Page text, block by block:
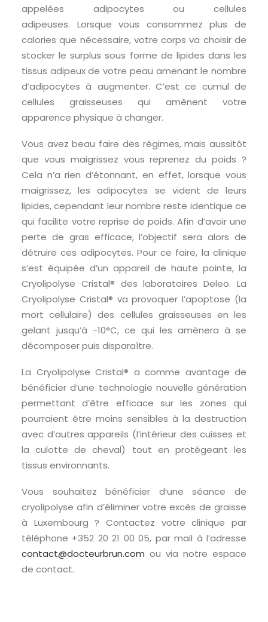
appelées adipocytes ou cellules
adipeuses. Lorsque vous consommez plus de
calories que nécessaire, votre corps va choisir de
stocker le surplus sous forme de lipides dans les
tissus adipeux de votre peau amenant le nombre
d’adipocytes à augmenter. C’est ce cumul de
cellules graisseuses qui amènent votre
apparence physique à changer.
Vous avez beau faire des régimes, mais aussitôt
que vous maigrissez vous reprenez du poids ?
Cela n’a rien d’étonnant, en effet, lorsque vous
maigrissez, les adipocytes se vident de leurs
lipides, cependant leur nombre reste identique ce
qui facilite votre reprise de poids.Afin d’avoir une
perte de gras efficace, l’objectif sera alors de
détruire ces adipocytes. Pour ce faire, la clinique
s’est équipée d’un appareil de haute pointe, la
Cryolipolyse Cristal® des laboratoires Deleo. La
Cryolipolyse Cristal® va provoquer l’apoptose (la
mort cellulaire) des cellules graisseuses en les
gelant jusqu’à -10°C, ce qui les amènera à se
décomposer puis disparaître.
La Cryolipolyse Cristal® a comme avantage de
bénéficier d’une technologie nouvelle génération
permettant d’être efficace sur les zones qui
pourraient être moins sensibles à la destruction
avec d’autres appareils (l’intérieur des cuisses et
la culotte de cheval) tout en protégeant les
tissus environnants.
Vous souhaitez bénéficier d’une séance de
cryolipolyse afin d’éliminer votre excès de graisse
à Luxembourg ? Contactez votre clinique par
téléphone +352 20 21 00 05, par mail à l’adresse
contact@docteurbrun.com ou via notre espace
de contact.